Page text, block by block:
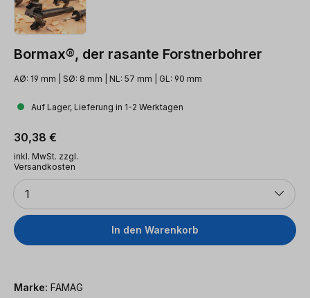
Bormax®, der rasante Forstnerbohrer
AØ: 19 mm | SØ: 8 mm | NL: 57 mm | GL: 90 mm
Auf Lager, Lieferung in 1-2 Werktagen
Regulärer Preis:
30,38 €
inkl. MwSt. zzgl.
Versandkosten
Anzahl
1
In den Warenkorb
Marke: FAMAG